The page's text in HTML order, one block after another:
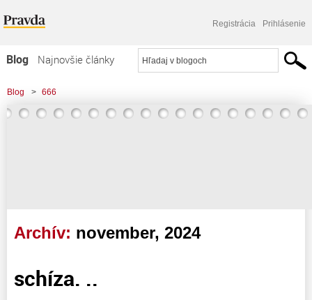
Registrácia Prihlásenie
Blog
Najnovšie články
Najčítanejšie články
Najkomentovanejšie články
Blog > 666
Archív: november, 2024
schíza. ..